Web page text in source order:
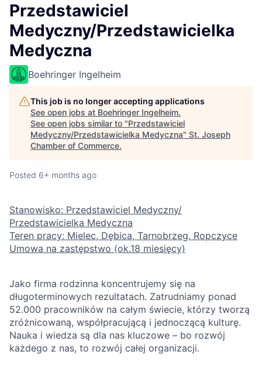
Przedstawiciel
Medyczny/Przedstawicielka
Medyczna
Boehringer Ingelheim
This job is no longer accepting applications
See open jobs at Boehringer Ingelheim.
See open jobs similar to "Przedstawiciel
Medyczny/Przedstawicielka Medyczna" St. Joseph
Chamber of Commerce.
Posted 6+ months ago
Stanowisko: Przedstawiciel Medyczny/
Przedstawicielka Medyczna
Teren pracy: Mielec, Dębica, Tarnobrzeg, Ropczyce
Umowa na zastępstwo (ok.18 miesięcy)
Jako firma rodzinna koncentrujemy się na
długoterminowych rezultatach. Zatrudniamy ponad
52.000 pracowników na całym świecie, którzy tworzą
zróżnicowaną, współpracującą i jednoczącą kulturę.
Nauka i wiedza są dla nas kluczowe – bo rozwój
każdego z nas, to rozwój całej organizacji.